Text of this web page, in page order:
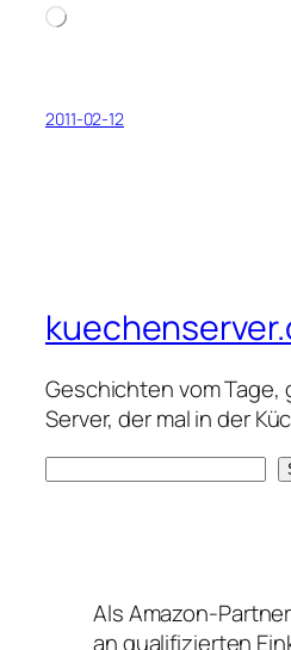
Loading…
2011-02-12
Geschichten vom
Server, der mal in der
Als Amazon-
an qualifizierten